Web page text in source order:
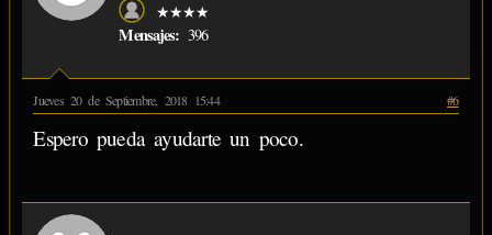
★★★★
Mensajes: 396
Jueves 20 de Septiembre, 2018 15:44 #6
Espero pueda ayudarte un poco.